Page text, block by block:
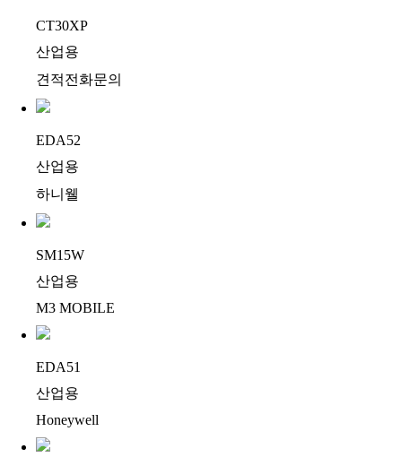
CT30XP
산업용
견적전화문의
EDA52
산업용
하니웰
SM15W
산업용
M3 MOBILE
EDA51
산업용
Honeywell